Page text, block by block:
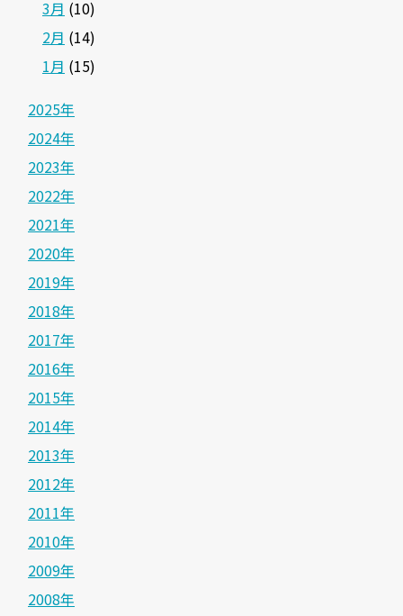
3月 (10)
2月 (14)
1月 (15)
2025年
2024年
2023年
2022年
2021年
2020年
2019年
2018年
2017年
2016年
2015年
2014年
2013年
2012年
2011年
2010年
2009年
2008年